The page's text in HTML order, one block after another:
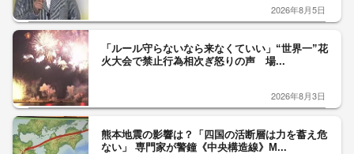
2026年8月5日
「ルール守らないなら来なくていい」“世界一”花
火大会で禁止行為相次ぎ怒りの声 場...
2026年8月3日
熊本地震の影響は？「四国の活断層は力を蓄え危
ない」 専門家が警鐘《中央構造線》M...